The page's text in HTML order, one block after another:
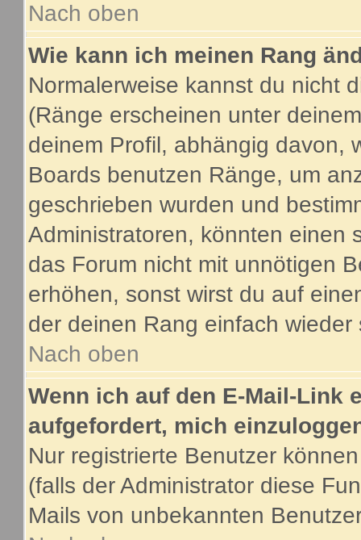
Nach oben
Wie kann ich meinen Rang
Normalerweise kannst du nicht
(Ränge erscheinen unter
deinem Profil, abhängig davon,
Boards benutzen Ränge, um
geschrieben wurden und
Administratoren, könnten einen
das Forum nicht mit unnötigen
erhöhen, sonst wirst du auf
der deinen Rang einfach wieder
Nach oben
Wenn ich auf den E-Mail-Link
aufgefordert, mich
Nur registrierte Benutzer
(falls der Administrator diese
Mails von unbekannten